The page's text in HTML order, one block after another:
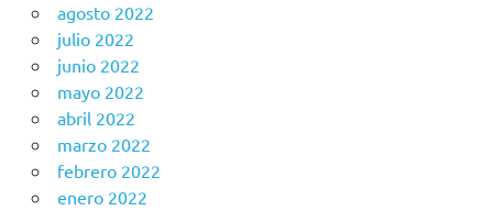
agosto 2022
julio 2022
junio 2022
mayo 2022
abril 2022
marzo 2022
febrero 2022
enero 2022